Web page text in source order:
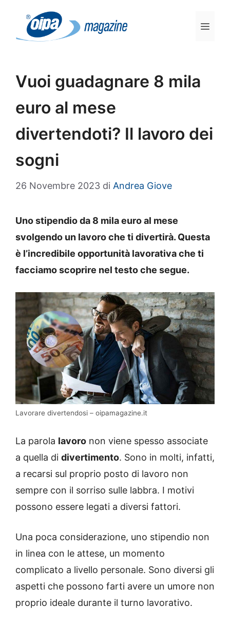
contenuto
Vuoi guadagnare 8 mila
euro al mese
divertendoti? Il lavoro dei
sogni
26 Novembre 2023 di Andrea Giove
Uno stipendio da 8 mila euro al mese
svolgendo un lavoro che ti divertirà. Questa
è l’incredibile opportunità lavorativa che ti
facciamo scoprire nel testo che segue.
Lavorare divertendosi – oipamagazine.it
La parola lavoro non viene spesso associate
a quella di divertimento. Sono in molti, infatti,
a recarsi sul proprio posto di lavoro non
sempre con il sorriso sulle labbra. I motivi
possono essere legati a diversi fattori.
Una poca considerazione, uno stipendio non
in linea con le attese, un momento
complicato a livello personale. Sono diversi gli
aspetti che possono farti avere un umore non
proprio ideale durante il turno lavorativo.